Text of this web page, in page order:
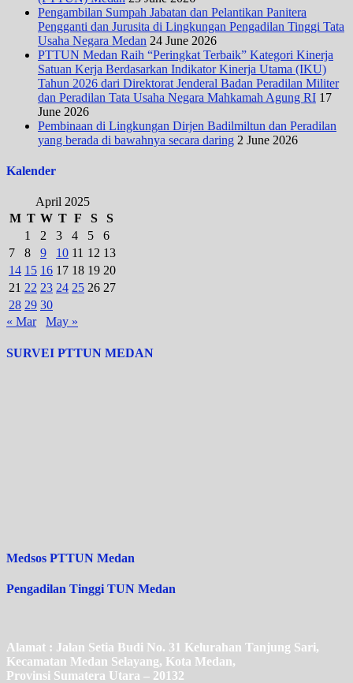
Pengambilan Sumpah Jabatan dan Pelantikan Panitera
Pengganti dan Jurusita di Lingkungan Pengadilan Tinggi Tata
Usaha Negara Medan 24 June 2026
PTTUN Medan Raih “Peringkat Terbaik” Kategori Kinerja
Satuan Kerja Berdasarkan Indikator Kinerja Utama (IKU)
Tahun 2026 dari Direktorat Jenderal Badan Peradilan Militer
dan Peradilan Tata Usaha Negara Mahkamah Agung RI 17
June 2026
Pembinaan di Lingkungan Dirjen Badilmiltun dan Peradilan
yang berada di bawahnya secara daring 2 June 2026
Kalender
April 2025
M T W T F S
S
1
2 3 4 5
6
7
8 9 10 11 12 13
14 15 16 17 18 19 20
21 22 23 24 25 26 27
28 29 30
« Mar
May »
SURVEI PTTUN MEDAN
Medsos PTTUN Medan
Pengadilan Tinggi TUN Medan
Alamat : Jalan Setia Budi No. 31 Kelurahan Tanjung Sari,
Kecamatan Medan Selayang, Kota Medan,
Provinsi Sumatera Utara – 20132